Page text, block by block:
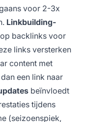
voor 2-3x
Linkbuilding-
backlinks voor
links versterken
content met
een link naar
beïnvloedt
tijdens
(seizoenspiek,